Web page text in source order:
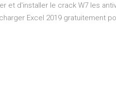
et d'installer le crack W7 les
Excel 2019 gratuitement